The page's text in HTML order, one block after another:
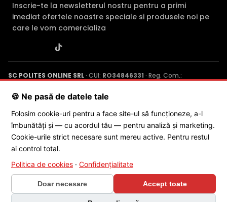
features.
Comparatie HikVision DS-2CD2T27G2-L28C vs
Caracteristica
Pret 1.060 lei 1.444 lei
Rezolutie
2 MP/1080p
Vedere
noaptea
LED 60m
IR 60m + LED
60m
80m
Conectivitate
Tehnologie
IP
Garantie
24 luni 24 luni
Inscrie-te la newsletterul nostru pentru a primi
imediat ofertele noastre speciale si produsele noi pe
care le vom comercializa
SC POLITES ONLINE SRL · CUI: RO34846331 · Reg. Com.:
Poenaru, Nr. 1, Craiova, Jud. Dolj ·
© 2026 SC POLITES ONLINE SRL
🍪 Ne pasă de datele tale
Folosim cookie-uri pentru a face site-ul să funcționeze, a-l
îmbunătăți și — cu acordul tău — pentru analiză și marketing.
Cookie-urile strict necesare sunt mereu active. Pentru restul
ai control total.
Politica de cookies · Confidențialitate
Doar necesare Accept toate